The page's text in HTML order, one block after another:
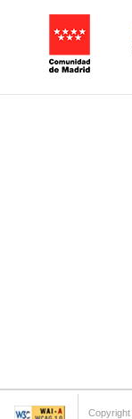
Copyright